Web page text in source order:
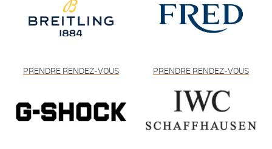
PRENDRE RENDEZ-VOUS PRENDRE RENDEZ-VOUS